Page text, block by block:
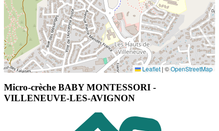
Leaflet | ©OpenStreetMap
Micro-crèche BABY MONTESSORI -
VILLENEUVE-LES-AVIGNON